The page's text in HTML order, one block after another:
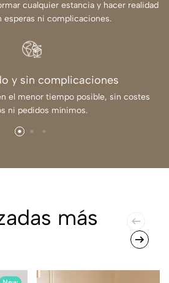
cualquier estancia y hacer realidad
esperas ni complicaciones.
y sin complicaciones
el menor tiempo posible, sin costes
ni pedidos mínimos.
más